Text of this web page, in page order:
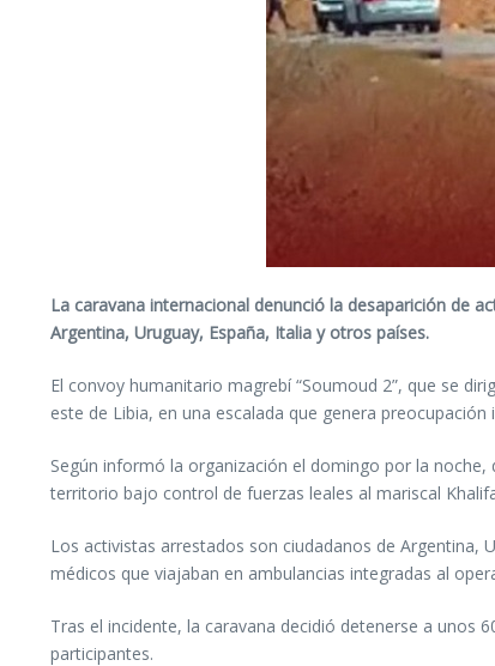
La caravana internacional denunció la desaparición de
Argentina, Uruguay, España, Italia y otros países.
El convoy humanitario magrebí “Soumoud 2”, que se
este de Libia, en una escalada que genera
Según informó la organización el domingo por la
territorio bajo control de fuerzas leales al mariscal
Los activistas arrestados son ciudadanos de Argentina,
médicos que viajaban en ambulancias integradas al
Tras el incidente, la caravana decidió detenerse a unos
participantes.